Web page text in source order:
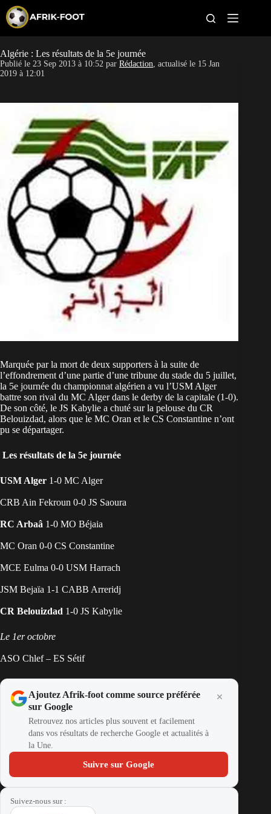
p
o
c
t
CAN féminine
Clubs
Classement
Paris sportifs
Algérie : Les résultats de la 5e journée
Publié le 23 Sep 2013 à 10:52 par Rédaction, actualisé le 15 Jan
2019 à 12:01
Marquée par la mort de deux supporters à la suite de
l’effondrement d’une partie d’une tribune du stade du 5 juillet,
la 5e journée du championnat algérien a vu l’USM Alger
battre son rival du MC Alger dans le derby de la capitale (1-0).
De son côté, le JS Kabylie a chuté sur la pelouse du CR
Belouizdad, alors que le MC Oran et le CS Constantine n’ont
pu se départager.
Les résultats de la 5e journée
USM Alger 1-0 MC Alger
CRB Ain Fekroun 0-0 JS Saoura
RC Arbaâ 1-0 MO Béjaia
MC Oran 0-0 CS Constantine
MCE Eulma 0-0 USM Harrach
JSM Bejaïa 1-1 CABB Arreridj
CR Belouizdad 1-0 JS Kabylie
Le 1er octobre
ASO Chlef – ES Sétif
Ajoutez Afrik-foot comme source préférée
sur Google
Retrouvez nos articles plus souvent et facilement
dans vos résultats de recherche Google et actualités à
la Une.
Suivre sur Google
Suivez-nous sur :